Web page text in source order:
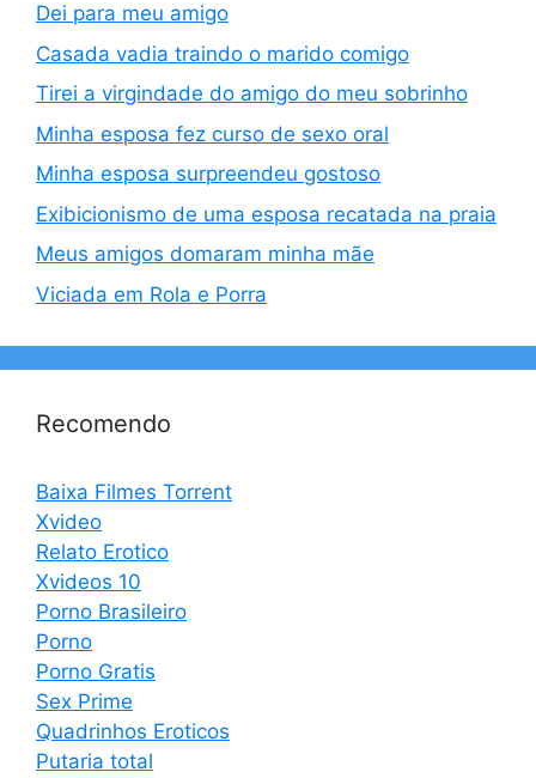
Dei para meu amigo
Casada vadia traindo o marido comigo
Tirei a virgindade do amigo do meu sobrinho
Minha esposa fez curso de sexo oral
Minha esposa surpreendeu gostoso
Exibicionismo de uma esposa recatada na praia
Meus amigos domaram minha mãe
Viciada em Rola e Porra
Recomendo
Baixa Filmes Torrent
Xvideo
Relato Erotico
Xvideos 10
Porno Brasileiro
Porno
Porno Gratis
Sex Prime
Quadrinhos Eroticos
Putaria total